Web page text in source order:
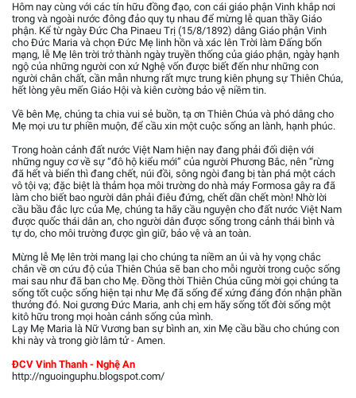
Hôm nay cùng với các tín hữu đồng đạo, con cái giáo phận Vinh khắp nơi
trong và ngoài nước đông đảo quy tụ nhau để mừng lễ quan thầy Giáo
phận. Kể từ ngày Đức Cha Pinaeu Trị (15/8/1892) dâng Giáo phận Vinh
cho Đức Maria và chọn Đức Mẹ linh hồn và xác lên Trời làm Đấng bổn
mạng, lễ Mẹ lên trời trở thành ngày truyền thống của giáo phận, ngày hạnh
ngộ của những người con xứ Nghệ vốn được biết đến như những con
người chân chất, cần mẫn nhưng rất mực trung kiên phụng sự Thiên Chúa,
hết lòng yêu mến Giáo Hội và kiên cường bảo vệ niềm tin.
Về bên Mẹ, chúng ta chia vui sẻ buồn, tạ ơn Thiên Chúa và phó dâng cho
Mẹ mọi ưu tư phiền muộn, để cầu xin một cuộc sống an lành, hạnh phúc.
Trong hoàn cảnh đất nước Việt Nam hiện nay đang phải đối diện với
những nguy cơ về sự “đô hộ kiểu mới” của người Phương Bắc, nên “rừng
đã hết và biển thì đang chết, núi đồi, sông ngòi đang bị tàn phá một cách
vô tội vạ; đặc biệt là thảm họa môi trường do nhà máy Formosa gây ra đã
làm cho biết bao người dân phải điêu đứng, chết dần chết mòn! Nhờ lời
cầu bầu đắc lực của Mẹ, chúng ta hãy cầu nguyện cho đất nước Việt Nam
được quốc thái dân an, cho người dân được sống trong cảnh thái bình và
tự do, cho môi trường được gìn giữ, bảo vệ và an toàn.
Mừng lễ Mẹ lên trời mang lại cho chúng ta niềm an ủi và hy vọng chắc
chắn về ơn cứu độ của Thiên Chúa sẽ ban cho mỗi người trong cuộc sống
mai sau như đã ban cho Mẹ. Đồng thời Thiên Chúa cũng mời gọi chúng ta
sống tốt cuộc sống hiện tại như Mẹ đã sống để xứng đáng đón nhận phần
thưởng đó. Noi gương Đức Maria, anh chị em hãy sống tốt đời sống một
kitô hữu trong mọi hoàn cảnh sống của mình.
Lạy Mẹ Maria là Nữ Vương ban sự bình an, xin Mẹ cầu bầu cho chúng con
khi này và trong giờ lâm tử - Amen.
ĐCV Vinh Thanh - Nghệ An
http://nguoinguphu.blogspot.com/